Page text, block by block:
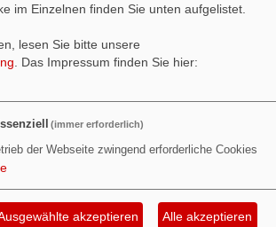
Sophia Schiebe, MdL
3.9 WebSozis WebsoziCMS
Inhalt
Datenschutzerklärung Impressum
im Einzelnen finden Sie unten aufgelistet.
lesen Sie bitte unsere
. Das Impressum finden Sie hier:
(immer erforderlich)
der Webseite zwingend erforderliche Cookies
akzeptieren Alle akzeptieren